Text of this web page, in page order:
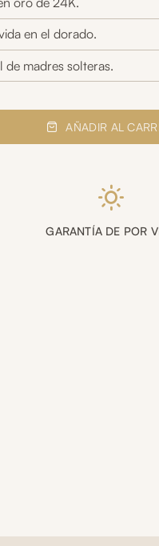
en el dorado.
de madres solteras.
AÑADIR AL
GARANTÍA DE POR